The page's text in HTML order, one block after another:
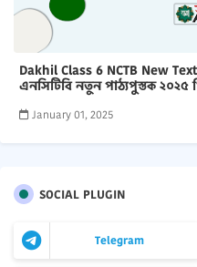
Dakhil Class 6 NCTB New
এনসিটিবি নতুন পাঠ্যপুস্তক ২০২৫
January 01, 2025
SOCIAL PLUGIN
Telegram